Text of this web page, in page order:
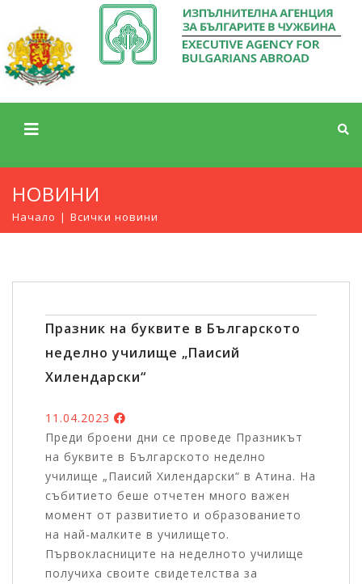
НОВИНИ
Начало Всички новини
Празник на буквите в Българското
неделно училище „Паисий
Хилендарски“
11.04.2023
Преди броени дни се проведе Празникът
на буквите в Българското неделно
училище „Паисий Хилендарски“ в Атина. На
събитието беше отчетен много важен
момент от развитието и образованието
на най-малките в училището.
Първокласниците на неделното училище
получиха своите свидетелства за